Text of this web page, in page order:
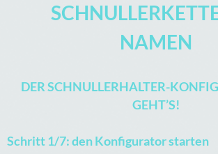
NAMEN
DER SCHNULLERHALTER-
GEHT’S!
Schritt 1/7: den Konfigurator starten